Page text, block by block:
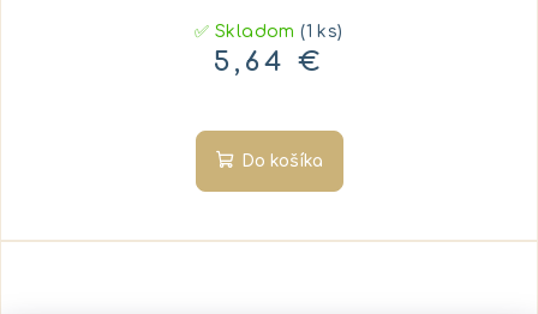
✅ Skladom(1 ks)
5,64 €
Do košíka